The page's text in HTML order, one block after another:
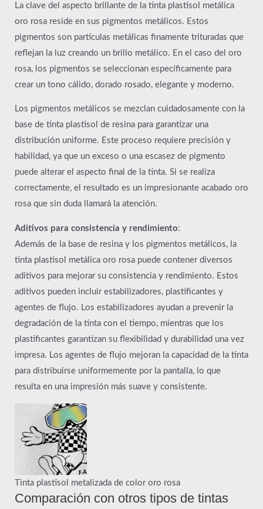
La clave del aspecto brillante de la tinta plastisol metálica
oro rosa reside en sus pigmentos metálicos. Estos
pigmentos son partículas metálicas finamente trituradas que
reflejan la luz creando un brillo metálico. En el caso del oro
rosa, los pigmentos se seleccionan específicamente para
crear un tono cálido, dorado rosado, elegante y moderno.
Los pigmentos metálicos se mezclan cuidadosamente con la
base de tinta plastisol de resina para garantizar una
distribución uniforme. Este proceso requiere precisión y
habilidad, ya que un exceso o una escasez de pigmento
puede alterar el aspecto final de la tinta. Si se realiza
correctamente, el resultado es un impresionante acabado oro
rosa que sin duda llamará la atención.
Aditivos para consistencia y rendimiento:
Además de la base de resina y los pigmentos metálicos, la
tinta plastisol metálica oro rosa puede contener diversos
aditivos para mejorar su consistencia y rendimiento. Estos
aditivos pueden incluir estabilizadores, plastificantes y
agentes de flujo. Los estabilizadores ayudan a prevenir la
degradación de la tinta con el tiempo, mientras que los
plastificantes garantizan su flexibilidad y durabilidad una vez
impresa. Los agentes de flujo mejoran la capacidad de la tinta
para distribuirse uniformemente por la pantalla, lo que
resulta en una impresión más suave y consistente.
Tinta plastisol metalizada de color oro rosa
Comparación con otros tipos de tintas